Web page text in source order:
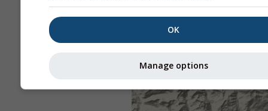
OK
Manage options